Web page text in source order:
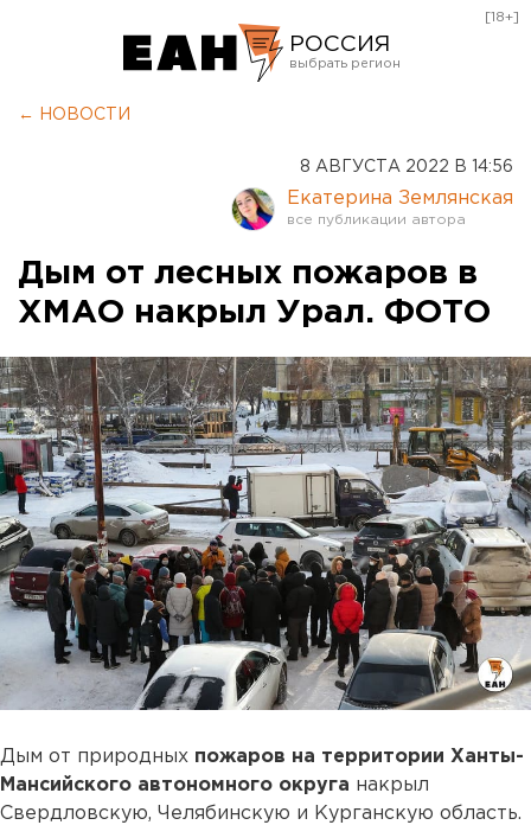
РОССИЯ
Оренбург
[18+]
← НОВОСТИ
8 АВГУСТА 2022 В 14:56
Екатерина Землянская
Дым от лесных пожаров в
ХМАО накрыл Урал. ФОТО
Дым от природных пожаров на территории Ханты-
Мансийского автономного округа накрыл
Свердловскую, Челябинскую и Курганскую область.